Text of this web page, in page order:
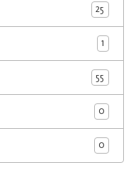
25
1
55
0
0